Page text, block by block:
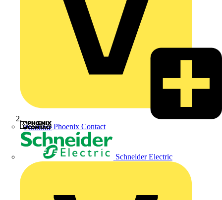
Phoenix Contact
Schneider Electric
Produkte